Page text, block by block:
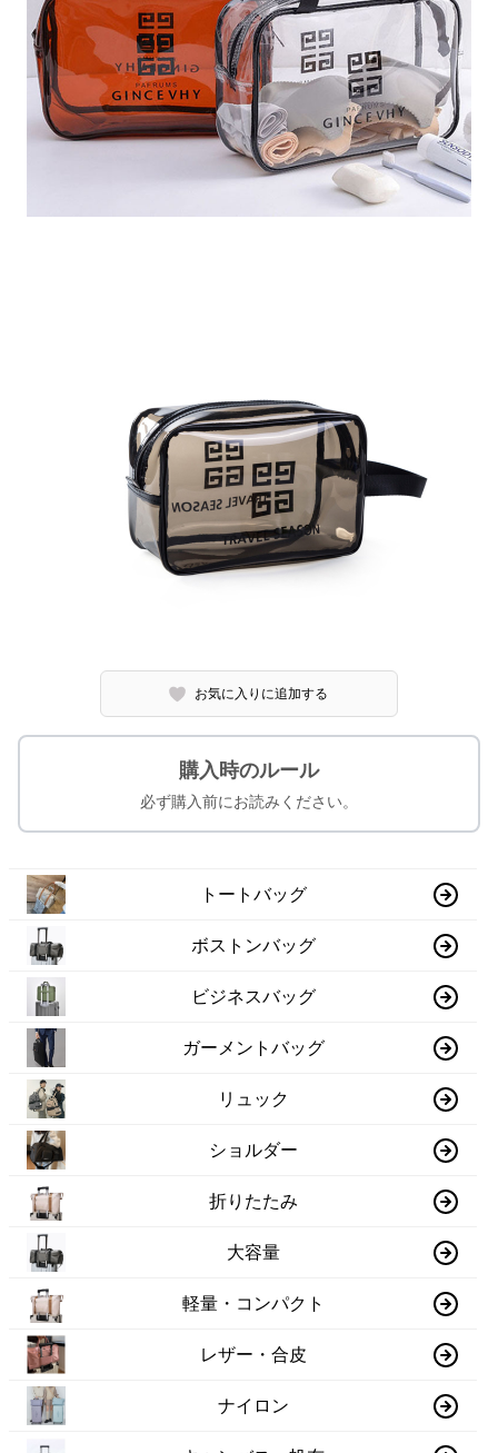
お気に入りに追加する
購入時のルール
必ず購入前にお読みください。
トートバッグ
ボストンバッグ
ビジネスバッグ
ガーメントバッグ
リュック
ショルダー
折りたたみ
大容量
軽量・コンパクト
レザー・合皮
ナイロン